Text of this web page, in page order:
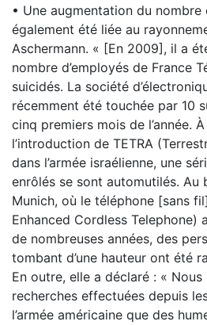
• Une augmentation du nombre
également été liée au
Aschermann. « [En 2009], il a
nombre d’employés de France
suicidés. La société
récemment été touchée par 10
cinq premiers mois de l’année.
l’introduction de TETRA
dans l’armée israélienne, une
enrôlés se sont automutilés. Au
Munich, où le téléphone [sans
Enhanced Cordless Telephone)
de nombreuses années, des
tombant d’une hauteur ont été
En outre, elle a déclaré : « Nous
recherches effectuées depuis
l’armée américaine que des